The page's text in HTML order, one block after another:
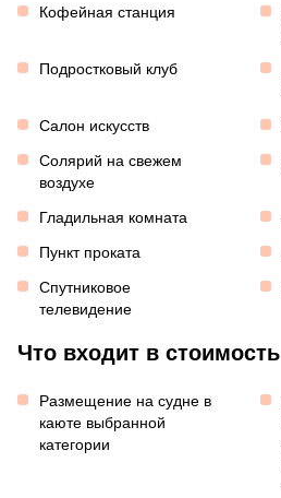
Кофейная станция
Подростковый клуб
Салон искусств
Солярий на свежем
воздухе
Гладильная комната
Пункт проката
Спутниковое
телевидение
Что входит в стоимость
Размещение на судне в
каюте выбранной
категории